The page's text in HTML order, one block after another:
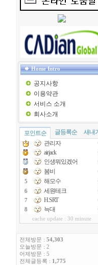
Home Intro
공지사항
이용약관
서비스 소개
회사소개
포인트순 글등록순
새내기
관리자
airjack
인생뭐있겠어
봄비
5 해모수
6 세원테크
7 H.SRT
8 늑대
cache update : 30 minute
전체방문 : 54,303
오늘방문 : 2
어제방문 : 5
전체글등록 : 1,775